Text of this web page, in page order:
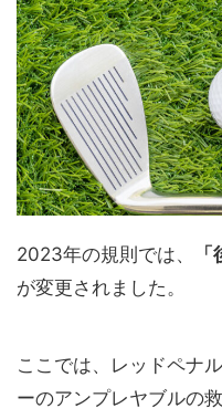
2023年の規則では、
が変更されました。
ここでは、レッドペナ
ーのアンプレヤブルの